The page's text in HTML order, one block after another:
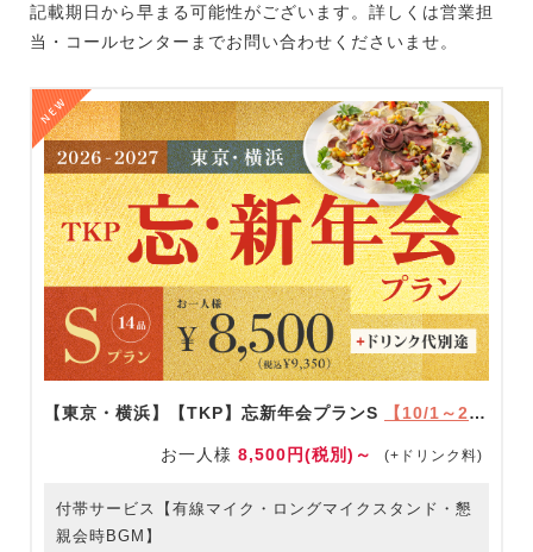
記載期日から早まる可能性がございます。詳しくは営業担
当・コールセンターまでお問い合わせくださいませ。
【東京・横浜】【TKP】忘新年会プランS 【10/1～2/28限定】
お一人様 8,500円(税別)～ (+ドリンク料)
付帯サービス【有線マイク・ロングマイクスタンド・懇
親会時BGM】